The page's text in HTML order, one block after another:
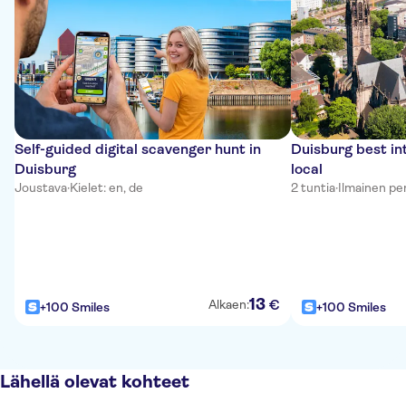
Self-guided digital scavenger hunt in
Duisburg
Joustava·Kielet: en, de
+100 Smiles Alkaen:13 €
Duisburg best
local
2 tuntia·Ilmainen
+100 Smiles
Lähellä olevat kohteet